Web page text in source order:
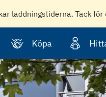
laddningstiderna. Tack
Köpa